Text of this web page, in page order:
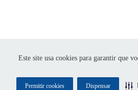
Este site usa cookies para garantir que
Permitir cookies Dispensar